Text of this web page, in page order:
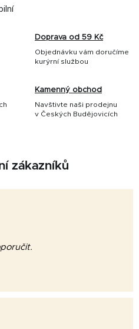
Doprava od 59 Kč
Objednávku vám doručíme
kurýrní službou
Kamenný obchod
Navštivte naši prodejnu
v Českých Budějovicích
zákazníků